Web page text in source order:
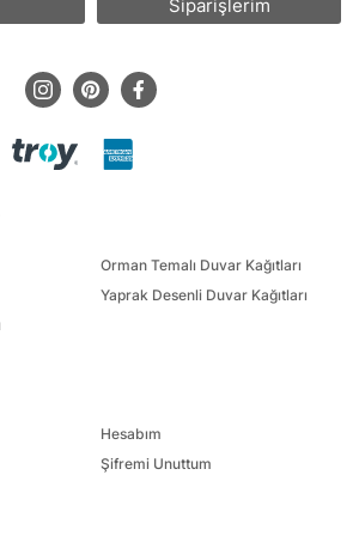
Orman Temalı Duvar Kağıtları
Yaprak Desenli Duvar Kağıtları
Hesabım
Şifremi Unuttum
Siparişlerim